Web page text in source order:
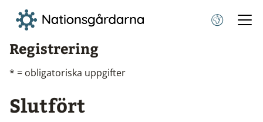
Registrering
* = obligatoriska uppgifter
Slutfört